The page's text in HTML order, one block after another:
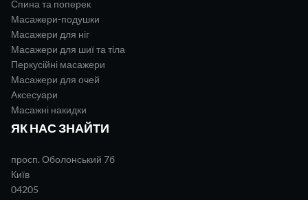
ЯК НАС ЗНАЙТИ
просп. Оболонський 7б
Київ
04205
Спина та поперек
Масажери-подушки
Масажери для ніг
Масажери для шиї та тіла
Перкусійні масажери
Масажери для очей
Аксесуари
Масажні накидки